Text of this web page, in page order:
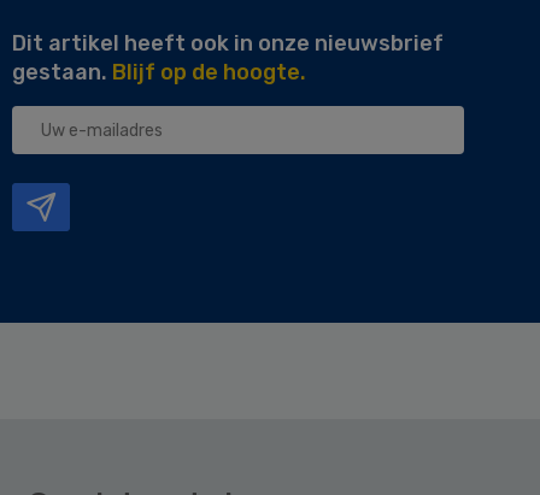
Dit artikel heeft ook in onze nieuwsbrief
gestaan. Blijf op de hoogte.
Uw